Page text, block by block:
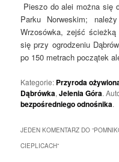
Pieszo do alei można się
Parku Norweskim;
Wrzosówka, zejść
się przy ogrodzeniu
po 150 metrach początek
Kategorie: Przyroda
Dąbrówka,Jelenia Góra.
bezpośredniego odnośnika.
JEDEN KOMENTARZ DO “
CIEPLICACH”